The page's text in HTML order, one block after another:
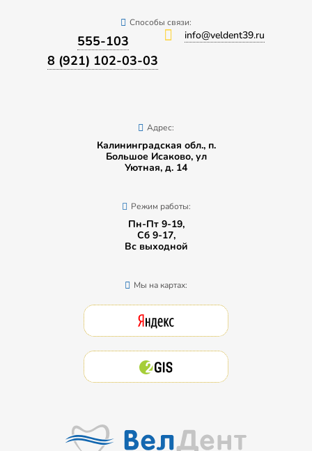
Способы связи:
555-103
8 (921) 102-03-03
info@veldent39.ru
Адрес:
Калининградская обл., п.
Большое Исаково, ул
Уютная, д. 14
Режим работы:
Пн-Пт 9-19,
Сб 9-17,
Вс выходной
Мы на картах: